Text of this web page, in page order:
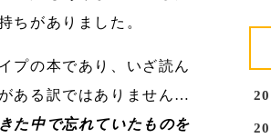
ちがありました。
プの本であり、いざ読ん
ある訳ではありません…
た中で忘れていたものを